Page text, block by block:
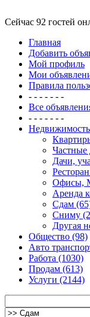
Сейчас 92 гостей
Главная
Добавить
Мой профиль
Мои
Правила
- - - - - - -
Все
- - - - - - -
Частные
Дачи,
Офисы,
Аренда
Сдам
Сниму
Другая
Общество (98)
Авто
Работа (1030)
Продам (613)
Услуги (2144)